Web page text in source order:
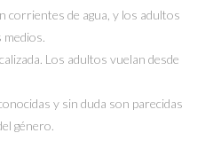
corrientes de agua, y los adultos
Los adultos vuelan desde
y sin duda son parecidas
género.